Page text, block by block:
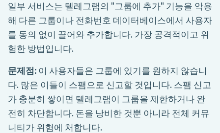
일부 서비스는 텔레그램의 "그룹에 추가" 기능을 악용
해 다른 그룹이나 전화번호 데이터베이스에서 사용자
를 동의 없이 끌어와 추가합니다. 가장 공격적이고 위
험한 방법입니다.
문제점: 이 사용자들은 그룹에 있기를 원하지 않습니
다. 많은 이들이 스팸으로 신고할 것입니다. 스팸 신고
가 충분히 쌓이면 텔레그램이 그룹을 제한하거나 완
전히 차단합니다. 돈을 낭비한 것뿐 아니라 전체 커뮤
니티가 위험에 처합니다.